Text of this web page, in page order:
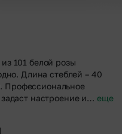
101 белой розы
Длина стеблей – 40
Профессиональное
настроение и… еще